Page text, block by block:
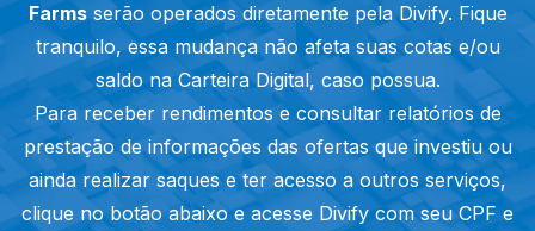
Farmsserão operados diretamente pela Divify. Fique
tranquilo, essa mudança não afeta suas cotas e/ou
saldo na Carteira Digital, caso possua.
Para receber rendimentos e consultar relatórios de
prestação de informações das ofertas que investiu ou
ainda realizar saques e ter acesso a outros serviços,
clique no botão abaixo e acesse Divify com seu CPF e